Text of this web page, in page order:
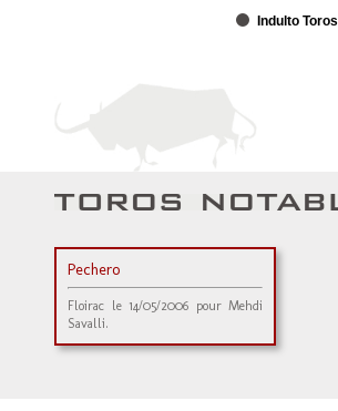
Indulto Toros
Pechero
Floirac le 14/05/2006 pour Mehdi
Savalli.